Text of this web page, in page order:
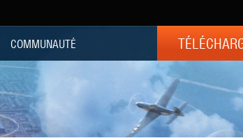
COMMUNAUTÉ